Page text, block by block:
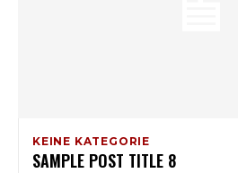
KEINE KATEGORIE
SAMPLE POST TITLE 8